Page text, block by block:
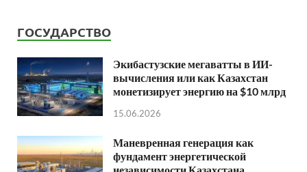
ГОСУДАРСТВО
Экибастузские мегаватты в ИИ-
вычисления или как Казахстан
монетизирует энергию на $10 млрд
15.06.2026
Маневренная генерация как
фундамент энергетической
независимости Казахстана